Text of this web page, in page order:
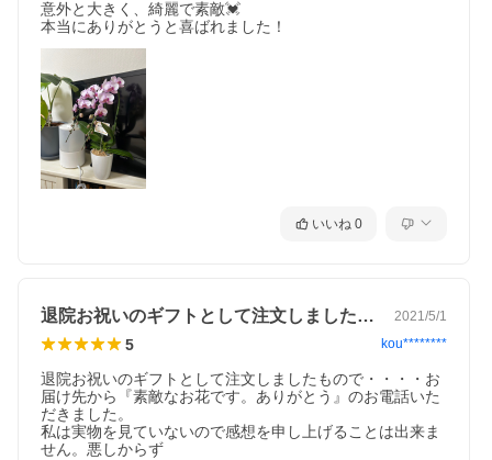
意外と大きく、綺麗で素敵💓
いいね 0
退院お祝いのギフトとして注文しましたも… 2021/5/1
5 kou********
退院お祝いのギフトとして注文しましたもので・・・・お
届け先から『素敵なお花です。ありがとう』のお電話いた
だきました。
私は実物を見ていないので感想を申し上げることは出来ま
せん。悪しからず